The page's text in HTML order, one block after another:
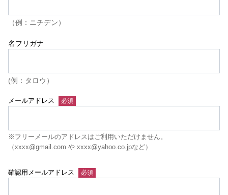
（例：ニチデン）
名フリガナ
(例：タロウ）
メールアドレス
※フリーメールのアドレスはご利用いただけません。
（xxxx@gmail.com や xxxx@yahoo.co.jpなど）
確認用メールアドレス